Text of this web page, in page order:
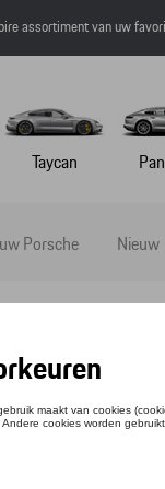
assortiment van uw
Taycan
Porsche Nieuw
SHIRT -